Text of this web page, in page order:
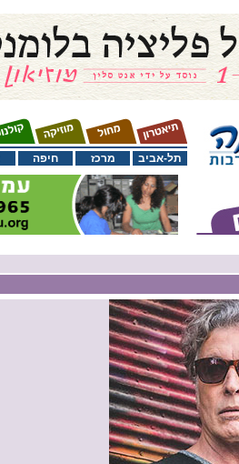
חיפה מרכז תל-אביב